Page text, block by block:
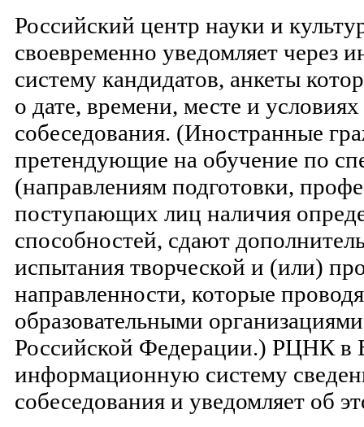
Российский центр науки и
своевременно уведомляет через
систему кандидатов, анкеты
о дате, времени, месте и
собеседования. (Иностранные
претендующие на обучение по
(направлениям подготовки,
поступающих лиц наличия
способностей, сдают
испытания творческой и (или)
направленности, которые
образовательными
Российской Федерации.) РЦНК в
информационную систему
собеседования и уведомляет об